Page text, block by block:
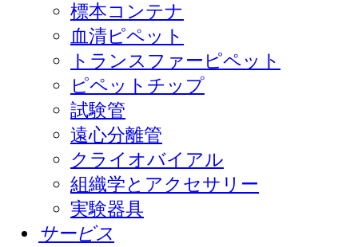
標本コンテナ
血清ピペット
トランスファーピペット
ピペットチップ
試験管
遠心分離管
クライオバイアル
組織学とアクセサリー
実験器具
サービス